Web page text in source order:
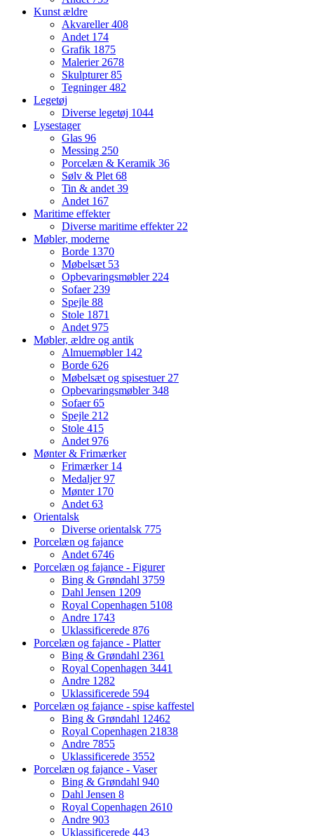
Kunst ældre
Akvareller408
Andet 174
Grafik 1875
Malerier 2678
Skulpturer85
Tegninger482
Legetøj
Diverse legetøj 1044
Lysestager
Glas 96
Messing 250
Porcelæn & Keramik 36
Sølv & Plet 68
Tin & andet 39
Andet 167
Maritime effekter
Diverse maritime effekter 22
Møbler, moderne
Borde 1370
Møbelsæt 53
Opbevaringsmøbler 224
Sofaer 239
Spejle 88
Stole 1871
Andet 975
Møbler, ældre og antik
Almuemøbler 142
Borde 626
Møbelsæt og spisestuer 27
Opbevaringsmøbler348
Sofaer65
Spejle 212
Stole 415
Andet 976
Mønter & Frimærker
Frimærker 14
Medaljer97
Mønter 170
Andet 63
Orientalsk
Diverse orientalsk 775
Porcelæn og fajance
Andet 6746
Porcelæn og fajance - Figurer
Bing & Grøndahl 3759
Dahl Jensen 1209
Royal Copenhagen 5108
Andre 1743
Uklassificerede 876
Porcelæn og fajance - Platter
Bing & Grøndahl 2361
Royal Copenhagen 3441
Andre 1282
Uklassificerede 594
Porcelæn og fajance - spise kaffestel
Bing & Grøndahl 12462
Royal Copenhagen 21838
Andre 7855
Uklassificerede 3552
Porcelæn og fajance - Vaser
Bing & Grøndahl 940
Dahl Jensen 8
Royal Copenhagen 2610
Andre 903
Uklassificerede 443